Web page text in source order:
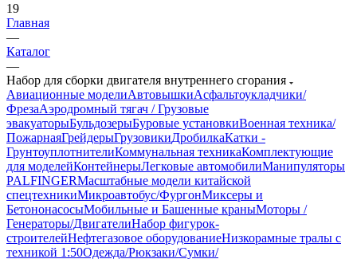
19
Главная
—
Каталог
—
Набор для сборки двигателя внутреннего сгорания
Авиационные моделиАвтовышкиАсфальтоукладчики/
ФрезаАэродромный тягач / Грузовые
эвакуаторыБульдозерыБуровые установкиВоенная техника/
ПожарнаяГрейдерыГрузовикиДробилкаКатки -
ГрунтоуплотнителиКоммунальная техникаКомплектующие
для моделейКонтейнерыЛегковые автомобилиМанипуляторы
PALFINGERМасштабные модели китайской
спецтехникиМикроавтобус/ФургонМиксеры и
БетононасосыМобильные и Башенные краныМоторы /
Генераторы/ДвигателиНабор фигурок-
строителейНефтегазовое оборудованиеНизкорамные тралы с
техникой 1:50Одежда/Рюкзаки/Сумки/